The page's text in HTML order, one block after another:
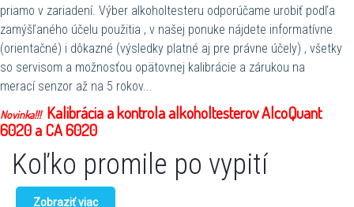
priamo v zariadení. Výber alkoholtesteru odporúčame urobiť podľa
zamýšľaného účelu použitia , v našej ponuke nájdete informatívne
(orientačné) i dôkazné (výsledky platné aj pre právne účely) , všetky
so servisom a možnosťou opätovnej kalibrácie a zárukou na
merací senzor až na 5 rokov...
Novinka!!! Kalibrácia a kontrola alkoholtesterov AlcoQuant
6020 a CA 6020
Koľko promile po vypití
Zobraziť viac